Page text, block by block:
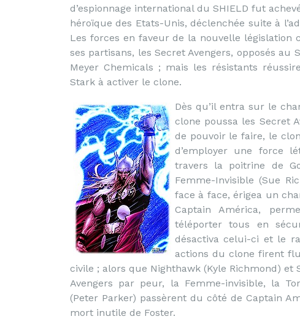
d’espionnage international du SHIELD fut
héroïque des Etats-Unis, déclenchée suite à
Les forces en faveur de la nouvelle législation
ses partisans, les Secret Avengers, opposés au
Meyer Chemicals ; mais les résistants
Stark à activer le clone.
Dès qu’il entra sur le
clone poussa les Secret
de pouvoir le faire, le
d’employer une force
travers la poitrine de
Femme-Invisible (Sue
face à face, érigea un
Captain América,
téléporter tous en
désactiva celui-ci et le
actions du clone firent
civile ; alors que Nighthawk (Kyle Richmond) et
Avengers par peur, la Femme-invisible, la
(Peter Parker) passèrent du côté de Captain
mort inutile de Foster.